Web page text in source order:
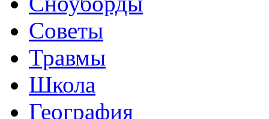
Советы
Травмы
Школа
География